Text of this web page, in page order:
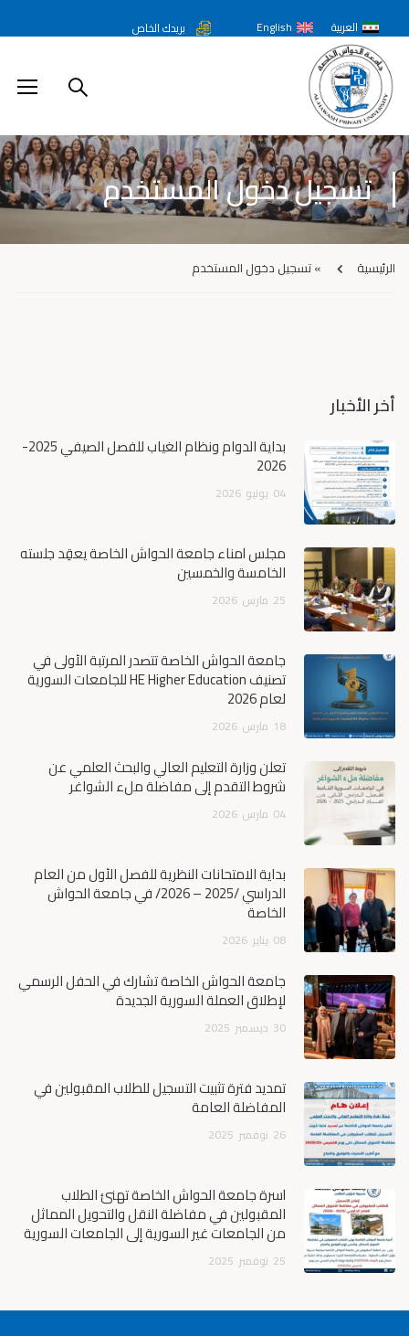
العربية English بريدك الخاص
تسجيل دخول المستخدم
الرئيسية »تسجيل دخول المستخدم
أخر الأخبار
بداية الدوام ونظام الغياب للفصل الصيفي 2025-
2026
04 يونيو 2026
مجلس أمناء جامعة الحواش الخاصة يعقِد جلسته
الخامسة والخمسين
25 مارس 2026
جامعة الحواش الخاصة تتصدر المرتبة الأولى في
تصنيف HE Higher Education للجامعات السورية
لعام 2026
18 مارس 2026
تعلن وزارة التعليم العالي والبحث العلمي عن
شروط التقدم إلى مفاضلة ملء الشواغر
04 مارس 2026
بداية الامتحانات النظرية للفصل الأول من العام
الدراسي /2025 – 2026/ في جامعة الحواش
الخاصة
08 يناير 2026
جامعة الحواش الخاصة تشارك في الحفل الرسمي
لإطلاق العملة السورية الجديدة
30 ديسمبر 2025
تمديد فترة تثبيت التسجيل للطلاب المقبولين في
المفاضلة العامة
26 نوفمبر 2025
أسرة جامعة الحواش الخاصة تهنئ الطلاب
المقبولين في مفاضلة النقل والتحويل المماثل
من الجامعات غير السورية إلى الجامعات السورية
25 نوفمبر 2025